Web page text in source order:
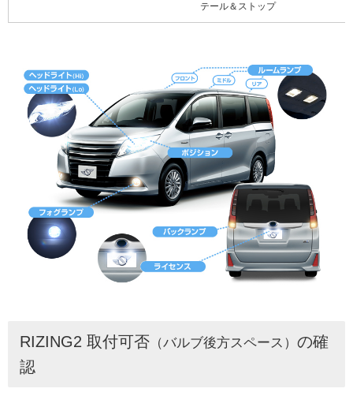
テール＆ストップ
RIZING2 取付可否 （バルブ後方スペース） の確
認